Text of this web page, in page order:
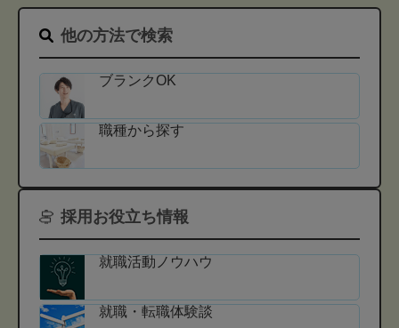
他の方法で検索
ブランクOK
職種から探す
採用お役立ち情報
就職活動ノウハウ
就職・転職体験談